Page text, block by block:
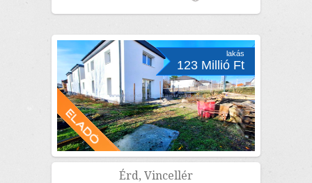
lakás
123 Millió Ft
Érd, Vincellér